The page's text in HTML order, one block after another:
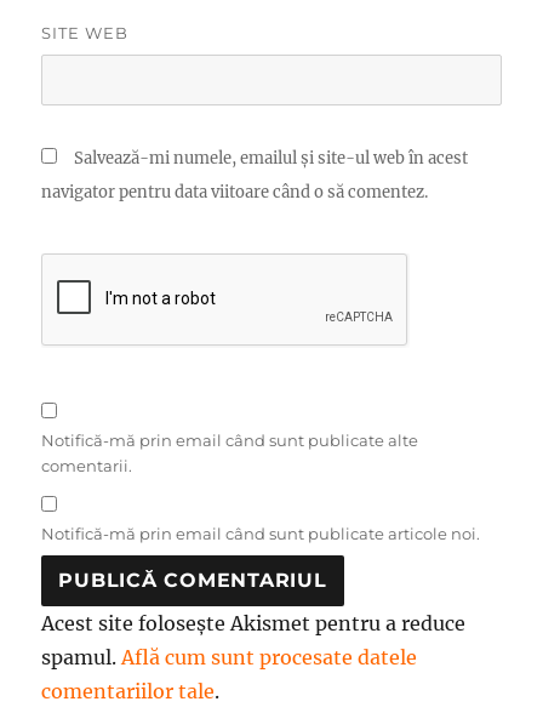
SITE WEB
Salvează-mi numele, emailul și site-ul web în acest
navigator pentru data viitoare când o să comentez.
Notifică-mă prin email când sunt publicate alte
comentarii.
Notifică-mă prin email când sunt publicate articole noi.
Acest site folosește Akismet pentru a reduce
spamul. Află cum sunt procesate datele
comentariilor tale.